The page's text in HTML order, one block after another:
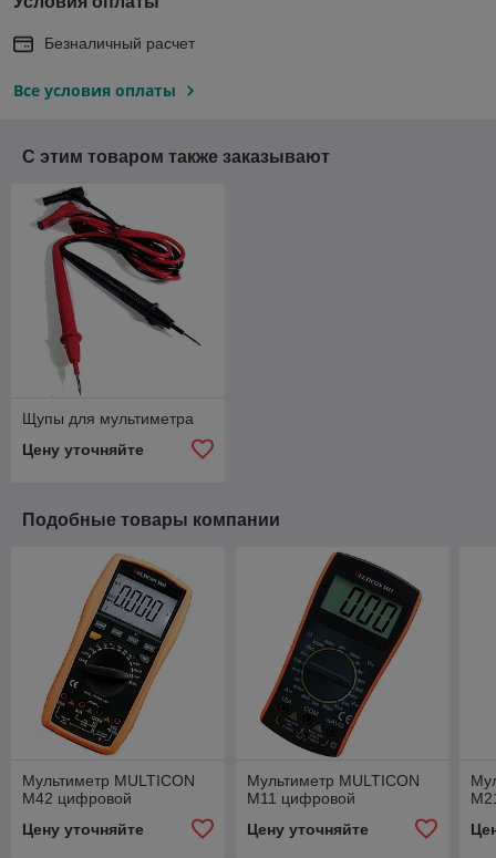
Безналичный расчет
Все условия оплаты
С этим товаром также заказывают
Щупы для мультиметра
Цену уточняйте
Подобные товары компании
Мультиметр MULTICON
M42 цифровой
Цену уточняйте
Мультиметр MULTICON
M11 цифровой
Цену уточняйте